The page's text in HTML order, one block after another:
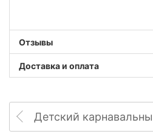
Отзывы
Доставка и оплата